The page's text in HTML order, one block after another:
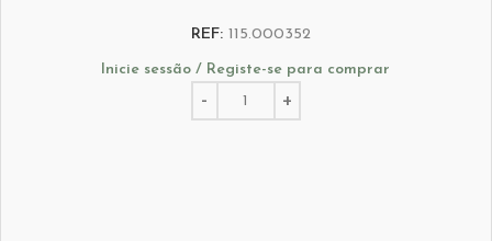
REF: 115.000352
Inicie sessão / Registe-se para comprar